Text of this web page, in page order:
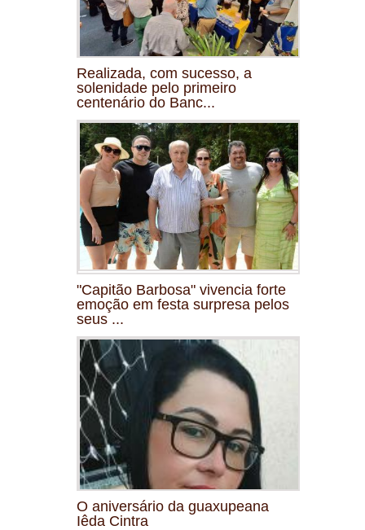
Realizada, com sucesso, a
solenidade pelo primeiro
centenário do Banc...
"Capitão Barbosa" vivencia forte
emoção em festa surpresa pelos
seus ...
O aniversário da guaxupeana
Iêda Cintra